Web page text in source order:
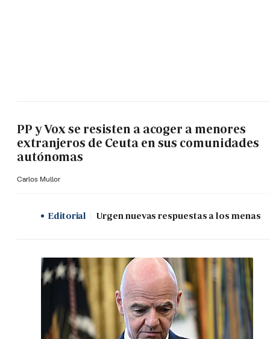
PP y Vox se resisten a acoger a menores
extranjeros de Ceuta en sus comunidades
autónomas
Carlos Mullor
Editorial Urgen nuevas respuestas a los menas